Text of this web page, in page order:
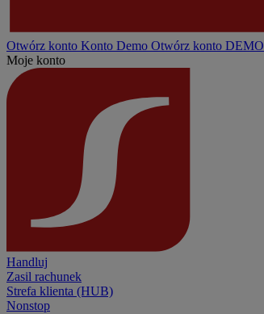
Otwórz konto Konto Demo Otwórz konto DEMO
Moje konto
Handluj
Zasil rachunek
Strefa klienta (HUB)
Nonstop